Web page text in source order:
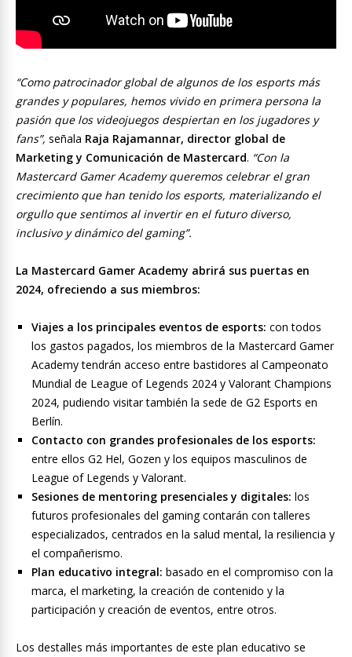
“Como patrocinador global de algunos de los esports más
grandes y populares, hemos vivido en primera persona la
pasión que los videojuegos despiertan en los jugadores y
fans”, señala Raja Rajamannar, director global de
Marketing y Comunicación de Mastercard. “Con la
Mastercard Gamer Academy queremos celebrar el gran
crecimiento que han tenido los esports, materializando el
orgullo que sentimos al invertir en el futuro diverso,
inclusivo y dinámico del gaming”.
La Mastercard Gamer Academy abrirá sus puertas en
2024, ofreciendo a sus miembros:
Viajes a los principales eventos de esports: con todos
los gastos pagados, los miembros de la Mastercard Gamer
Academy tendrán acceso entre bastidores al Campeonato
Mundial de League of Legends 2024 y Valorant Champions
2024, pudiendo visitar también la sede de G2 Esports en
Berlín.
Contacto con grandes profesionales de los esports:
entre ellos G2 Hel, Gozen y los equipos masculinos de
League of Legends y Valorant.
Sesiones de mentoring presenciales y digitales: los
futuros profesionales del gaming contarán con talleres
especializados, centrados en la salud mental, la resiliencia y
el compañerismo.
Plan educativo integral: basado en el compromiso con la
marca, el marketing, la creación de contenido y la
participación y creación de eventos, entre otros.
Los destalles más importantes de este plan educativo se